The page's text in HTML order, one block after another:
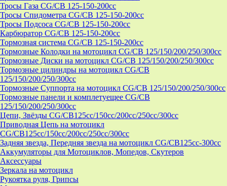
Тросы Газа CG/CB 125-150-200cc
Тросы Спидометра CG/CB 125-150-200cc
Тросы Подсоса CG/CB 125-150-200cc
Карбюратор CG/CB 125-150-200cc
Тормозная система CG/CB 125-150-200cc
Тормозные Колодки на мотоцикл CG/CB 125/150/200/250/300cc
Тормозные Диски на мотоцикл CG/CB 125/150/200/250/300cc
Тормозные цилиндры на мотоцикл CG/CB
125/150/200/250/300cc
Тормозные Суппорта на мотоцикл CG/CB 125/150/200/250/300cc
Тормозные панели и комплетуещее CG/CB
125/150/200/250/300cc
Цепи, Звёзды CG/CB125cc/150cc/200cc/250cc/300cc
Приводная Цепь на мотоцикл
CG/CB125cc/150cc/200cc/250cc/300cc
Задняя звезда, Передняя звезда на мотоцикл CG/CB125cc-300сс
Аккумуляторы для Мотоциклов, Мопедов, Скутеров
Аксессуары
Зеркала на мотоцикл
Рукоятка руля, Грипсы